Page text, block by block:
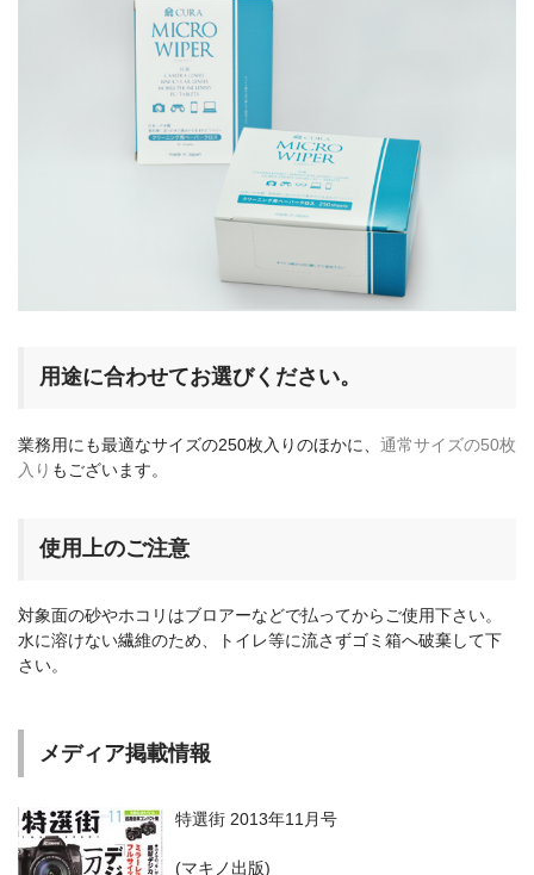
用途に合わせてお選びください。
業務用にも最適なサイズの250枚入りのほかに、 通常サイズの50枚
入り もございます。
使用上のご注意
対象面の砂やホコリはブロアーなどで払ってからご使用下さい。
水に溶けない繊維のため、トイレ等に流さずゴミ箱へ破棄して下
さい。
メディア掲載情報
特選街 2013年11月号
(マキノ出版)